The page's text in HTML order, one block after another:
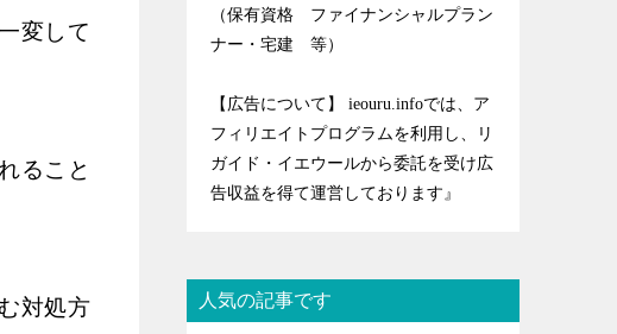
変して
ること
対処方
（保有資格 ファイナンシャルプラン
ナー・宅建 等）
【広告について】 ieouru.infoでは、ア
フィリエイトプログラムを利用し、リ
ガイド・イエウールから委託を受け広
告収益を得て運営しております』
人気の記事です